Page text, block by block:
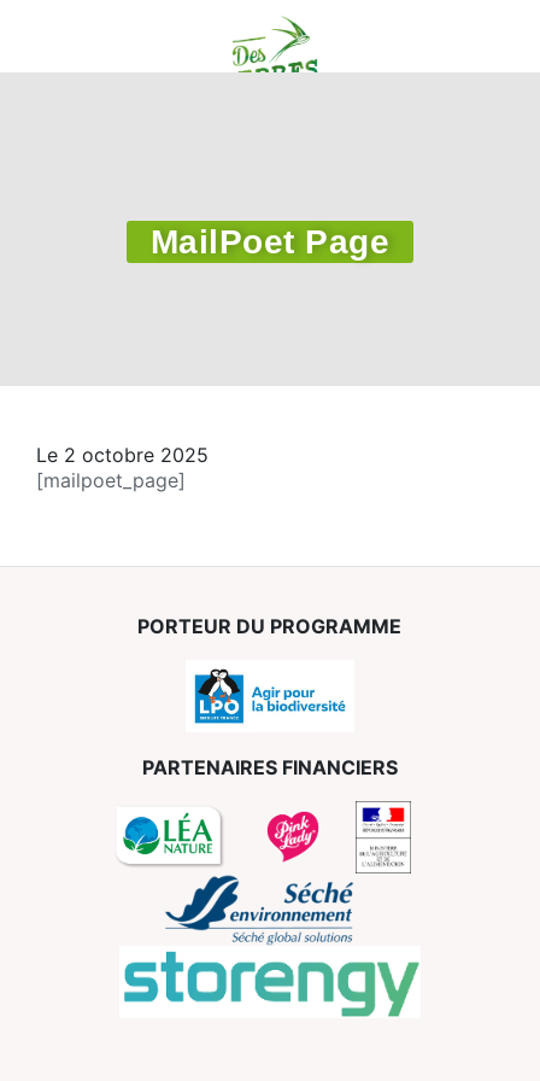
MailPoet Page
Le 2 octobre 2025
[mailpoet_page]
PORTEUR DU PROGRAMME
PARTENAIRES FINANCIERS